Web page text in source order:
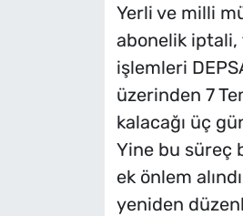
Yerli ve milli
abonelik iptali,
işlemleri
üzerinden 7
kalacağı üç
Yine bu süreç
ek önlem
yeniden